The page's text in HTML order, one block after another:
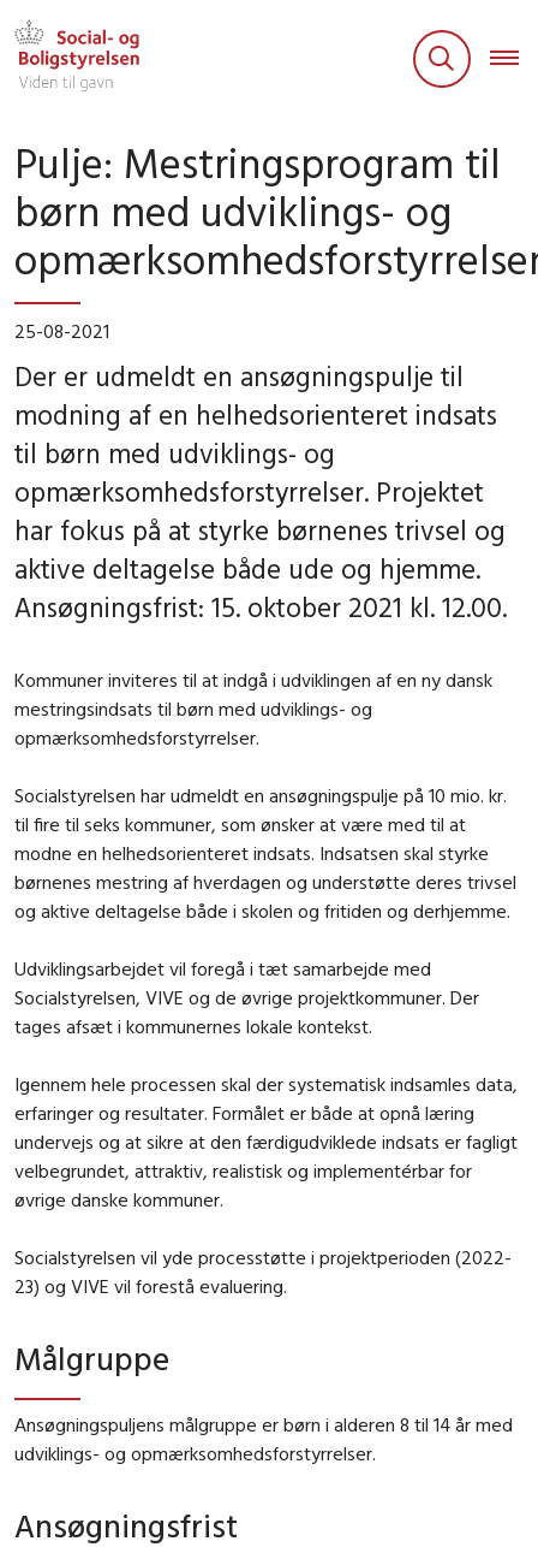
Pulje: Mestringsprogram til
børn med udviklings- og
25-08-2021
Der er udmeldt en ansøgningspulje til
modning af en helhedsorienteret indsats
til børn med udviklings- og
opmærksomhedsforstyrrelser. Projektet
har fokus på at styrke børnenes trivsel og
aktive deltagelse både ude og hjemme.
Ansøgningsfrist: 15. oktober 2021 kl. 12.00.
Kommuner inviteres til at indgå i udviklingen af en ny dansk
mestringsindsats til børn med udviklings- og
opmærksomhedsforstyrrelser.
Socialstyrelsen har udmeldt en ansøgningspulje på 10 mio. kr.
til fire til seks kommuner, som ønsker at være med til at
modne en helhedsorienteret indsats. Indsatsen skal styrke
børnenes mestring af hverdagen og understøtte deres trivsel
og aktive deltagelse både i skolen og fritiden og derhjemme.
Udviklingsarbejdet vil foregå i tæt samarbejde med
Socialstyrelsen, VIVE og de øvrige projektkommuner. Der
tages afsæt i kommunernes lokale kontekst.
Igennem hele processen skal der systematisk indsamles data,
erfaringer og resultater. Formålet er både at opnå læring
undervejs og at sikre at den færdigudviklede indsats er fagligt
velbegrundet, attraktiv, realistisk og implementérbar for
øvrige danske kommuner.
Socialstyrelsen vil yde processtøtte i projektperioden (2022-
23) og VIVE vil forestå evaluering.
Målgruppe
Ansøgningspuljens målgruppe er børn i alderen 8 til 14 år med
udviklings- og opmærksomhedsforstyrrelser.
Ansøgningsfrist